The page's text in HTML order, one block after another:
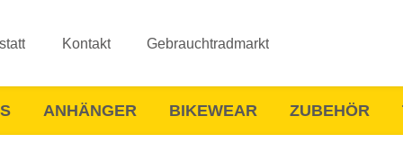
Kontakt Gebrauchtradmarkt
ANHÄNGER BIKEWEAR ZUBEHÖR